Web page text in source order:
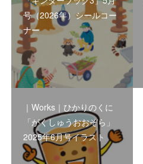
号（2026年）シールコー
ナー
｜Works｜ひかりのくに
「がくしゅうおおぞら」
2025年6月号イラスト